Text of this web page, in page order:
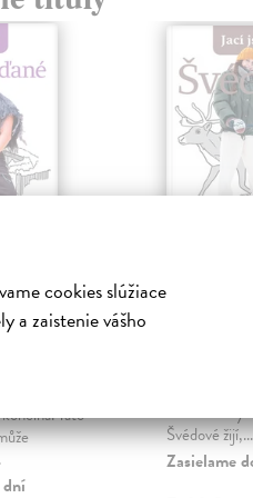
cookies slúžiace
a zaistenie vášho
Tato
Jací
Nová
životního
Švédové žijí,...
Zasielame